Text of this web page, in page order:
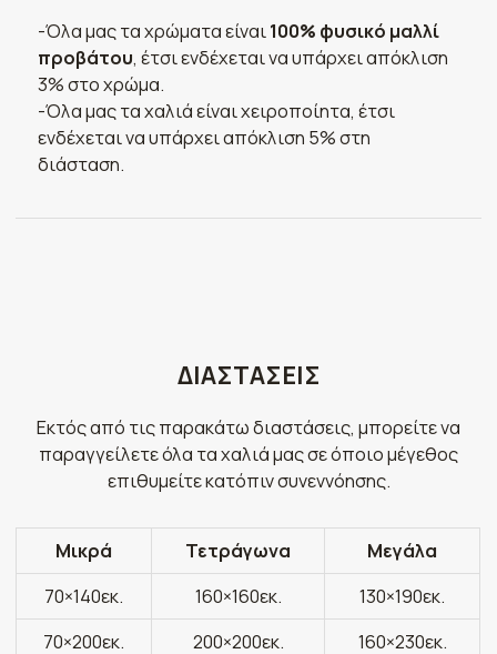
-Όλα μας τα χρώματα είναι100% φυσικό μαλλί
προβάτου, έτσι ενδέχεται να υπάρχει απόκλιση
3% στο χρώμα.
-Όλα μας τα χαλιά είναι χειροποίητα, έτσι
ενδέχεται να υπάρχει απόκλιση 5% στη
διάσταση.
ΔΙΑΣΤΑΣΕΙΣ
Εκτός από τις παρακάτω διαστάσεις, μπορείτε να
παραγγείλετε όλα τα χαλιά μας σε όποιο μέγεθος
επιθυμείτε κατόπιν συνεννόησης.
Μικρά Τετράγωνα
Μεγάλα
70×140εκ.
160×160εκ.
130×190εκ.
70×200εκ.
200×200εκ. 160×230εκ.